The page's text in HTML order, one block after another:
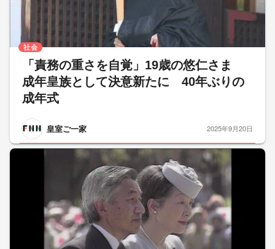
「責務の重さを自覚」19歳の悠仁さま
成年皇族として決意新たに 40年ぶりの
成年式
皇室ご一家
社会
2025年9月20日